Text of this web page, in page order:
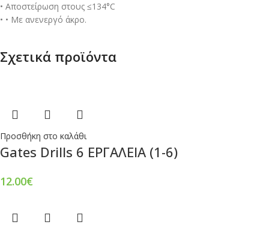
• Αποστείρωση στους ≤134°C
• • Με ανενεργό άκρο.
Σχετικά προϊόντα
Προσθήκη στο καλάθι
Gates Drills 6 ΕΡΓΑΛΕΙΑ (1-6)
12.00€